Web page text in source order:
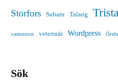
Storfors Subaru Talang
vattentorn veterinär Wordpress
Sök